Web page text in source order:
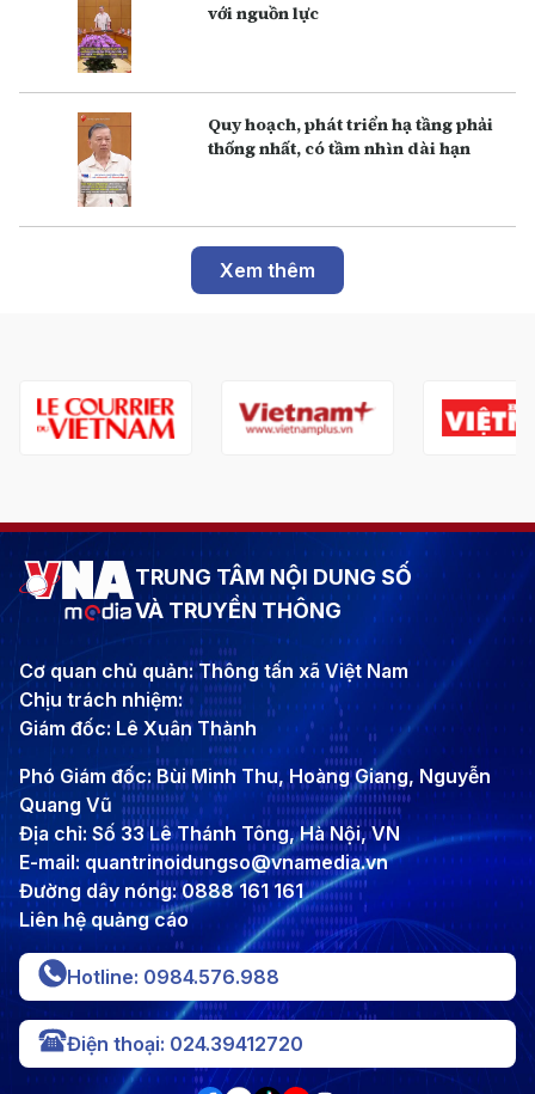
với nguồn lực
Q uy hoạch, phát triển hạ tầng phải
thống nhất, có tầm nhìn dài hạn
Xem thêm
TRUNG TÂM NỘI DUNG SỐ
VÀ TRUYỀN THÔNG
Cơ quan chủ quản: Thông tấn xã Việt Nam
Chịu trách nhiệm:
Giám đốc: Lê Xuân Thành
Phó Giám đốc: Bùi Minh Thu, Hoàng Giang, Nguyễn
Quang Vũ
Địa chỉ: Số 33 Lê Thánh Tông, Hà Nội, VN
E-mail: quantrinoidungso@vnamedia.vn
Đường dây nóng: 0888 161 161
Liên hệ quảng cáo
Hotline: 0984.576.988
Điện thoại: 024.39412720